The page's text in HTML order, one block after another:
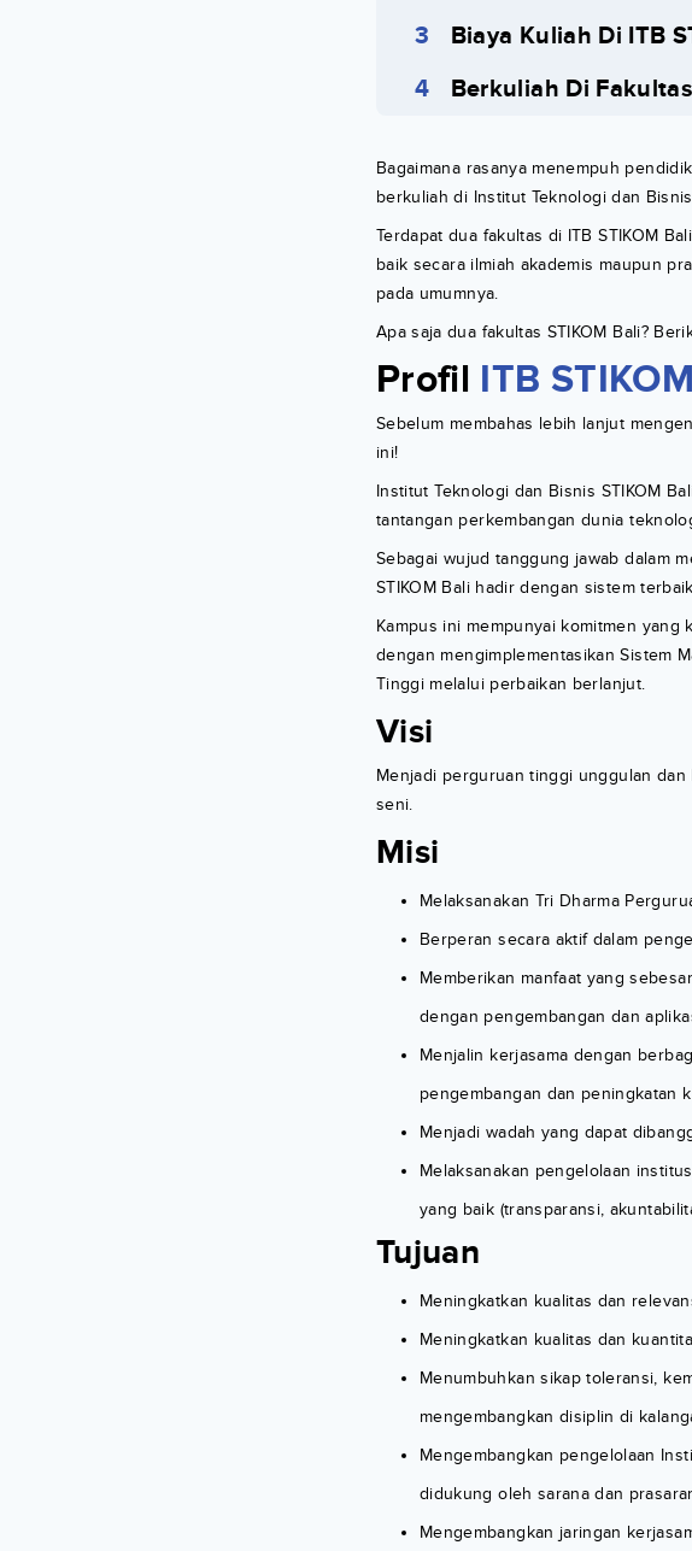
Biaya Kuliah Di ITB
Berkuliah Di
Bagaimana rasanya menempuh
berkuliah di Institut Teknologi dan Bisnis
Terdapat dua fakultas di ITB STIKOM
baik secara ilmiah akademis maupun
pada umumnya.
Apa saja dua fakultas STIKOM Bali?
Profil ITB
Sebelum membahas lebih lanjut
ini!
Institut Teknologi dan Bisnis STIKOM
tantangan perkembangan dunia
Sebagai wujud tanggung jawab dalam
STIKOM Bali hadir dengan sistem
Kampus ini mempunyai komitmen
dengan mengimplementasikan Sistem
Tinggi melalui perbaikan berlanjut.
Visi
Menjadi perguruan tinggi unggulan
seni.
Misi
Melaksanakan Tri Dharma
Berperan secara aktif dalam
Memberikan manfaat yang
dengan pengembangan dan
Menjalin kerjasama dengan
pengembangan dan peningkatan
Menjadi wadah yang dapat
Melaksanakan pengelolaan
yang baik (transparansi,
Tujuan
Meningkatkan kualitas dan
Meningkatkan kualitas dan
Menumbuhkan sikap toleransi,
mengembangkan disiplin di
Mengembangkan pengelolaan
didukung oleh sarana dan
Mengembangkan jaringan